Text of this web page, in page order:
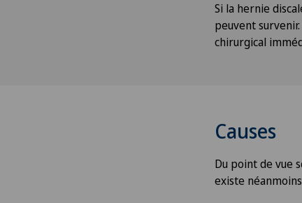
Si la hernie
peuvent
chirurgical
Causes
Du point de vue
existe